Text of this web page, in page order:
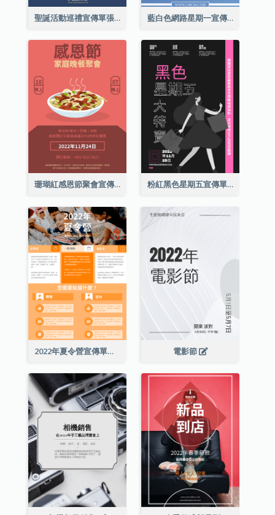
聖誕活動巡禮宣傳單張(附介紹) 藍白色網路星期一宣傳單張
珊瑚紅感恩節聚會宣傳單張 粉紅黑色星期五宣傳單張
2022年夏令營宣傳單張 電影節